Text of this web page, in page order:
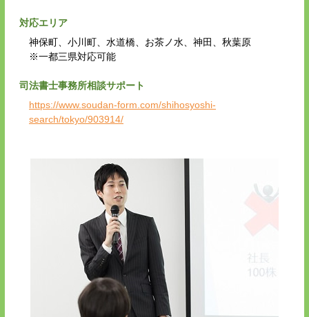
対応エリア
神保町、小川町、水道橋、お茶ノ水、神田、秋葉原
※一都三県対応可能
司法書士事務所相談サポート
https://www.soudan-form.com/shihosyoshi-
search/tokyo/903914/